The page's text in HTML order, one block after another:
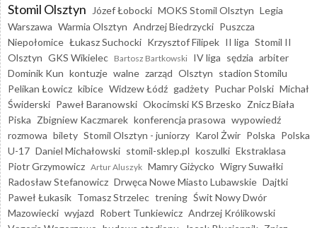
Stomil Olsztyn Józef Łobocki MOKS Stomil Olsztyn Legia
Warszawa Warmia Olsztyn Andrzej Biedrzycki Puszcza
Niepołomice Łukasz Suchocki Krzysztof Filipek II liga Stomil II
Olsztyn GKS Wikielec Bartosz Bartkowski IV liga sędzia arbiter
Dominik Kun kontuzje walne zarząd Olsztyn stadion Stomilu
Pelikan Łowicz kibice Widzew Łódź gadżety Puchar Polski Michał
Świderski Paweł Baranowski Okocimski KS Brzesko Znicz Biała
Piska Zbigniew Kaczmarek konferencja prasowa wypowiedź
rozmowa bilety Stomil Olsztyn - juniorzy Karol Żwir Polska Polska
U-17 Daniel Michałowski stomil-sklep.pl koszulki Ekstraklasa
Piotr Grzymowicz Artur Aluszyk Mamry Giżycko Wigry Suwałki
Radosław Stefanowicz Drwęca Nowe Miasto Lubawskie Dajtki
Paweł Łukasik Tomasz Strzelec trening Świt Nowy Dwór
Mazowiecki wyjazd Robert Tunkiewicz Andrzej Królikowski